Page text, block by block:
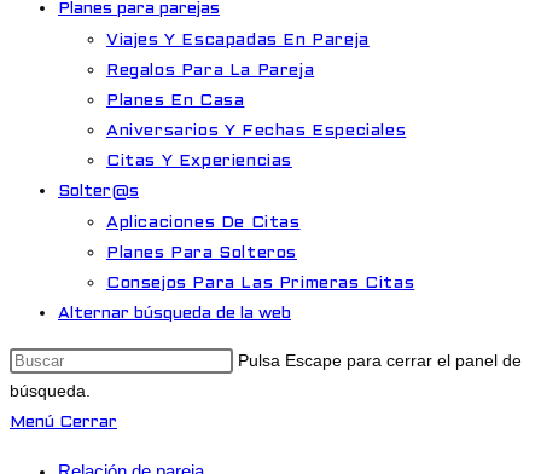
Planes para parejas
Viajes Y Escapadas En Pareja
Regalos Para La Pareja
Planes En Casa
Aniversarios Y Fechas Especiales
Citas Y Experiencias
Solter@s
Aplicaciones De Citas
Planes Para Solteros
Consejos Para Las Primeras Citas
Alternar búsqueda de la web
Pulsa Escape para cerrar el panel de
búsqueda.
Menú Cerrar